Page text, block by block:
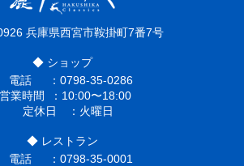
兵庫県西宮市鞍掛町7番7号
◆ ショップ
電話
0798-35-0286
営業時間
10:00〜18:00
定休日
火曜日
◆ レストラン
電話
0798-35-0001